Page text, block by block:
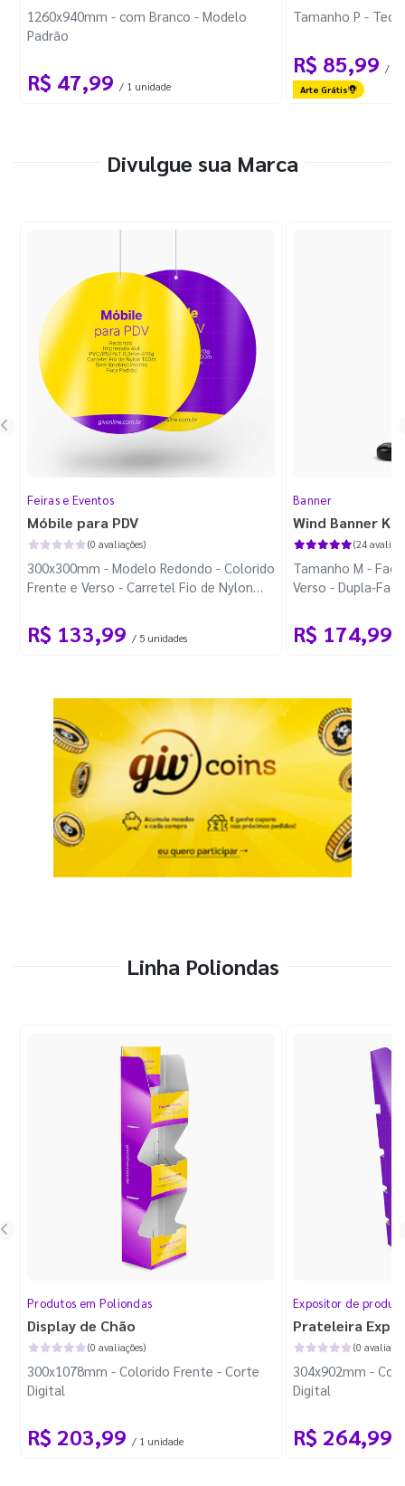
1260x940mm - com Branco - Modelo
Padrão
R$ 47,99 / 1 unidade
Tamanho P -
R$ 85,99 / 1
Arte Grátis
Divulgue sua Marca
Feiras e Eventos
Móbile para PDV
(0 avaliações)
300x300mm - Modelo Redondo - Colorido
Frente e Verso - Carretel Fio de Nylon
R$ 133,99 / 5 unidades
Banner
Wind Banner
(24
Tamanho M -
Verso - Dupla-
R$ 174,99
Linha Poliondas
Produtos em Poliondas
Display de Chão
(0 avaliações)
300x1078mm - Colorido Frente - Corte
Digital
R$ 203,99 / 1 unidade
Expositor de
Prateleira
(0
304x902mm -
Digital
R$ 264,99